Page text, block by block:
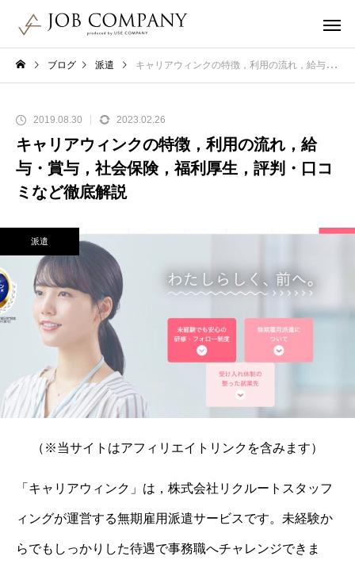
ブログ 派遣 キャリアウィンクの特徴，利用の流れ，給与・賞与，社会保険，福利厚生，評判・口コミなど徹底解説
2019.08.30 2023.02.26
キャリアウィンクの特徴，利用の流れ，給
与・賞与，社会保険，福利厚生，評判・口コ
ミなど徹底解説
派遣
（※当サイトはアフィリエイトリンクを含みます）
「キャリアウィンク」は，株式会社リクルートスタッフ
ィングが運営する無期雇用派遣サービスです。未経験か
らでもしっかりした待遇で事務職へチャレンジできま